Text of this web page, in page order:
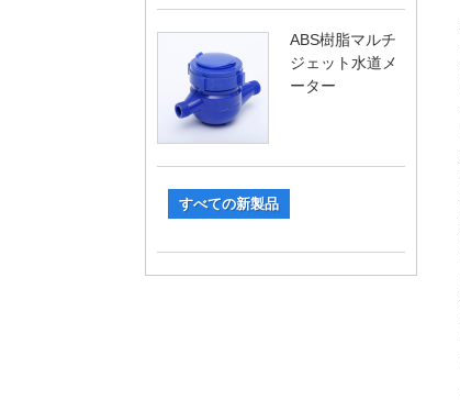
ABS樹脂マルチ
ジェット水道メ
ーター
すべての新製品